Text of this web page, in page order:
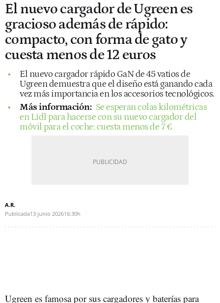
El nuevo cargador de Ugreen es
gracioso además de rápido:
compacto, con forma de gato y
cuesta menos de 12 euros
El nuevo cargador rápido GaN de 45 vatios de
Ugreen demuestra que el diseño está ganando cada
vez más importancia en los accesorios tecnológicos.
Más información: Se esperan colas kilométricas
en Lidl para hacerse con su nuevo cargador del
móvil para el coche: cuesta menos de 7 €
A.R.
Publicada13 junio 202616:30h
Ugreen es famosa por sus cargadores y baterías para